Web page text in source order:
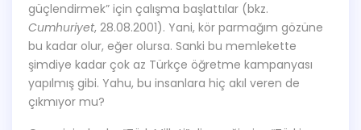
güçlendirmek” için çalışma başlattılar (bkz.
Cumhuriyet, 28.08.2001). Yani, kör parmağım gözüne
bu kadar olur, eğer olursa. Sanki bu memlekette
şimdiye kadar çok az Türkçe öğretme kampanyası
yapılmış gibi. Yahu, bu insanlara hiç akıl veren de
çıkmıyor mu?